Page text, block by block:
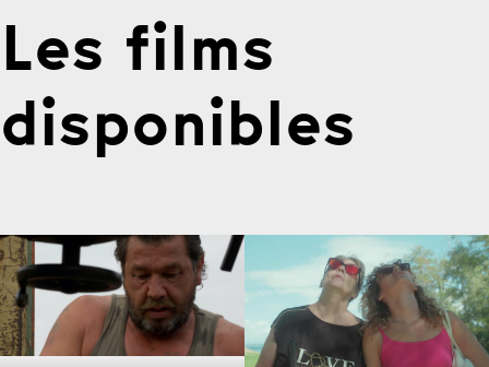
Les films
disponibles